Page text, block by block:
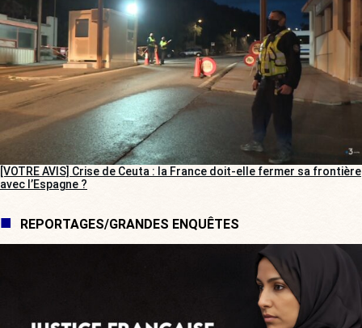
[VOTRE AVIS] Crise de Ceuta : la France doit-elle fermer sa frontière
avec l’Espagne ?
REPORTAGES/GRANDES ENQUÊTES